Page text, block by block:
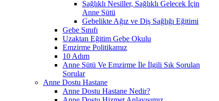
Sağlıklı Nesiller, Sağlıklı Gelecek İçin
Anne Sütü
Gebelikte Ağız ve Diş Sağlığı Eğitimi
Gebe Sınıfı
Uzaktan Eğitim Gebe Okulu
Emzirme Politikamız
10 Adım
Anne Sütü Ve Emzirme İle İlgili Sık Sorulan
Sorular
Anne Dostu Hastane
Anne Dostu Hastane Nedir?